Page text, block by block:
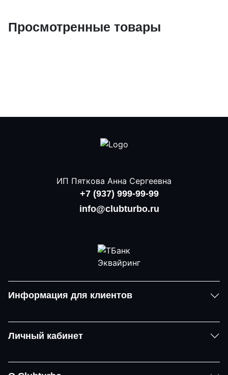
Просмотренные товары
ИП Пяткова Анна Сергеевна
+7 (937) 999-99-99
info@clubturbo.ru
Информация для клиентов
Личный кабинет